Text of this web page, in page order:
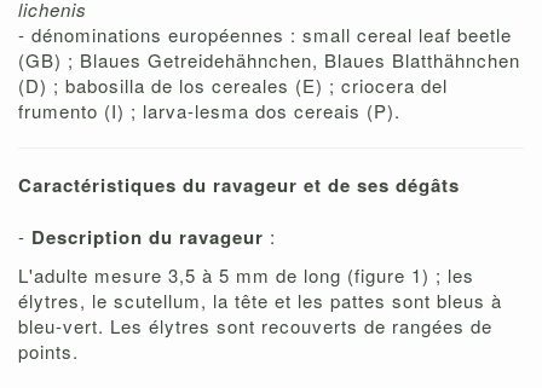
lichenis
- dénominations européennes : small cereal leaf beetle
(GB) ; Blaues Getreidehähnchen, Blaues Blatthähnchen
(D) ; babosilla de los cereales (E) ; criocera del
frumento (I) ; larva-lesma dos cereais (P).
Caractéristiques du ravageur et de ses dégâts
- Description du ravageur :
L'adulte mesure 3,5 à 5 mm de long (figure 1) ; les
élytres, le scutellum, la tête et les pattes sont bleus à
bleu-vert. Les élytres sont recouverts de rangées de
points.